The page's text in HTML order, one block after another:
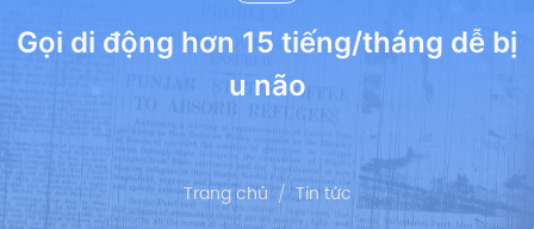
Gọi di động hơn 15 tiếng/tháng dễ bị
u não
Trang chủ Tin tức